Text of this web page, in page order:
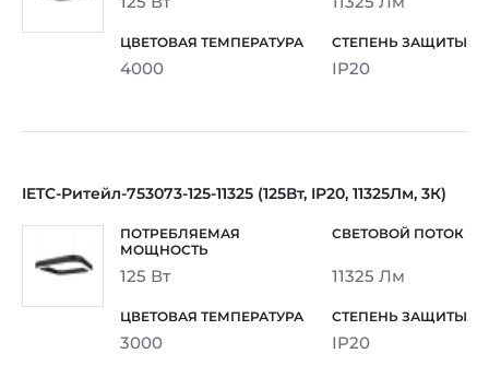
4000 IP20
IETC-Ритейл-753073-125-11325 (125Вт, IP20, 11325Лм, 3К)
125 Вт 11325 Лм
3000 IP20